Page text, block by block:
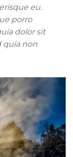
eu.
porro
dolor sit
quia non